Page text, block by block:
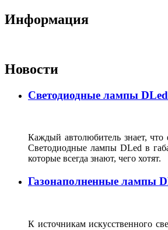
Информация
Новости
Светодиодные лампы
Каждый автолюбитель знает, что
Светодиодные лампы DLed в
которые всегда знают, чего хотят.
Газонаполненные лампы
К источникам искусственного